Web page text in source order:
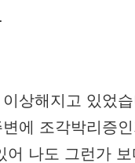
상해지고 있었
에 조각박리증
어 나도 그런가